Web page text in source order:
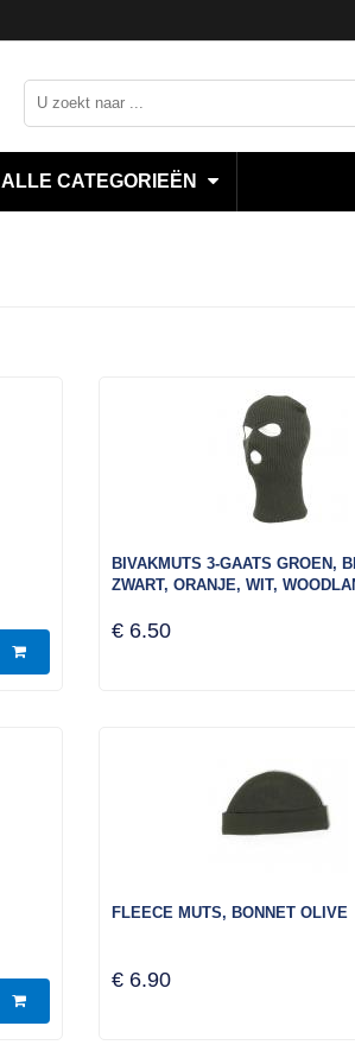
ALLE CATEGORIEËN
BIVAKMUTS 3-GAATS GROEN,
ZWART, ORANJE, WIT,
€ 6.50
FLEECE MUTS, BONNET OLIVE
€ 6.90